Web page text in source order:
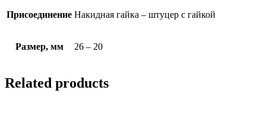
Присоединение Накидная гайка – штуцер с гайкой
Размер, мм 26 – 20
Related products